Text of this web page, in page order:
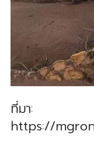
ที่มา:
https://